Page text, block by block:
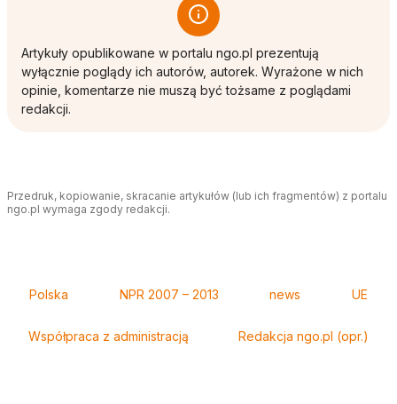
Artykuły opublikowane w portalu ngo.pl prezentują
wyłącznie poglądy ich autorów, autorek. Wyrażone w nich
opinie, komentarze nie muszą być tożsame z poglądami
redakcji.
Przedruk, kopiowanie, skracanie artykułów (lub ich fragmentów) z portalu
ngo.pl wymaga zgody redakcji.
Polska NPR 2007 – 2013 news UE
Współpraca z administracją Redakcja ngo.pl (opr.)